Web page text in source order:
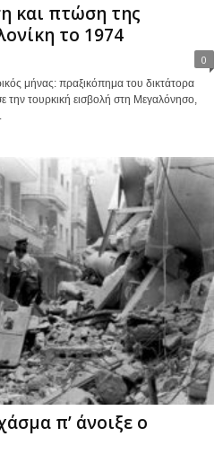
και πτώση της
το 1974
0
μήνας: πραξικόπημα του δικτάτορα
τουρκική εισβολή στη Μεγαλόνησο,
π’ άνοιξε ο